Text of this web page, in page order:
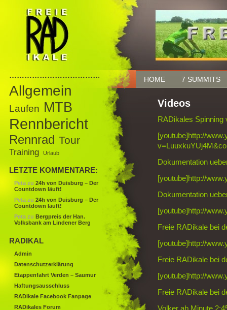
HOME 7 SUMMITS
Videos
RADikales Spinning
[youtube]http://
Dokumentation
[youtube]http://
Dokumentation
[youtube]http://
Freie RADikale bei
[youtube]http://
Freie RADikale bei
[youtube]http://
Freie RADikale bei
……………………………………
Allgemein
Laufen MTB
Rennbericht
Rennrad Tour
Training Urlaub
LETZTE KOMMENTARE:
Peta zu 24h von Duisburg – Der
Countdown läuft!
Peta zu 24h von Duisburg – Der
Countdown läuft!
Peta zu Bergpreis der Han.
Volksbank am Lindener Berg
RADIKAL
Admin
Datenschutzerklärung
Etappenfahrt Verden – Saumur
Haftungsausschluss
RADikale Facebook Fanpage
RADikales Forum